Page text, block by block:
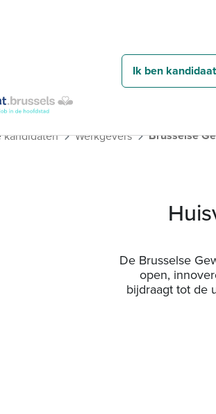
Ik ben kandidaat
kandidaten Werkgevers Brusselse
De Brusselse
open,
bijdraagt tot de